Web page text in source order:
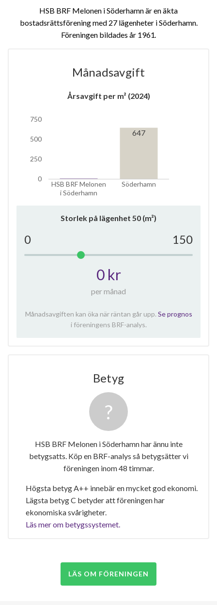
9
lägenheter
HSB BRF Melonen i Söderhamn är en äkta
bostadsrättsförening med 27 lägenheter i Söderhamn.
Föreningen bildades år 1961
Månadsavgift
Årsavgift per m² (2024)
HSB BRF Melonen
i Söderhamn
Söderhamn
0
250
500
750
647
Storlek på lägenhet 50 (m²)
0 150
0 kr
per månad
Månadsavgiften kan öka när räntan går upp. Se prognos
i föreningens BRF-analys.
Betyg
HSB BRF Melonen i Söderhamn har ännu inte
betygsatts. Köp en BRF-analys så betygsätter vi
föreningen inom 48 timmar.
Högsta betyg A++ innebär en mycket god ekonomi.
Lägsta betyg C betyder att föreningen har
ekonomiska svårigheter.
Läs mer om betygssystemet.
LÄS OM FÖRENINGEN